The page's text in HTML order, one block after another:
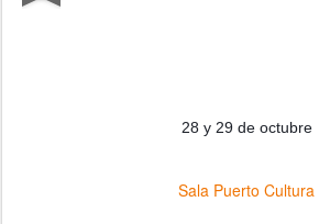
28 y 29 de octubre
Sala Puerto Cultura